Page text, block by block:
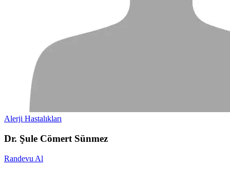
Alerji Hastalıkları
Dr. Şule Cömert Sünmez
Randevu Al